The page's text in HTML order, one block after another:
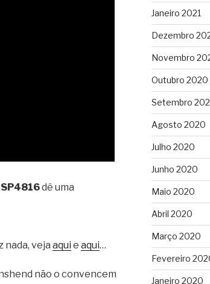
dê uma
nada, veja aqui e aqui…
não o convencem
Janeiro 2021
Dezembro
Novembro
Outubro 2020
Setembro
Agosto 2020
Julho 2020
Junho 2020
Maio 2020
Abril 2020
Março 2020
Fevereiro
Janeiro 2020